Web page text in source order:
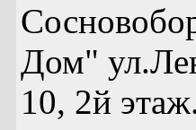
Дом"
10, 2й